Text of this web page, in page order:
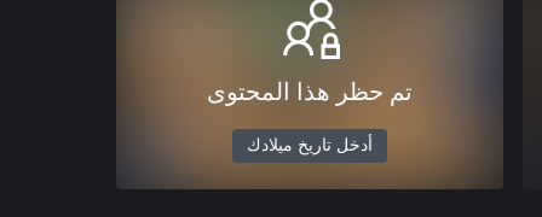
تم حظر هذا المحتوى
أدخل تاريخ ميلادك